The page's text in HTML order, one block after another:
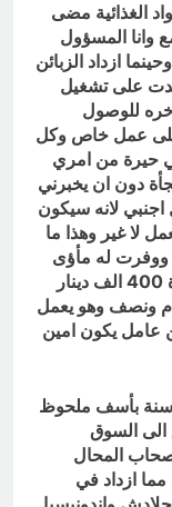
الغذائية مضى
وانا المسؤول
ازداد الزبائن
على تشغيل
للوصول
على عمل خاص وكل
حيرة من امري
دون ان يخبرني
لانه سيكون
لا غير وهذا ما
له مأؤى
في الطابق العلوي وخصصة راتب له قدرة 400 الف دينار
ونصف وهو يعمل
عامل يكون امين
من جهته اضاف المحامي عماد ناصر 48 سنة بأسف ملحوظ
الى السوق
المحال
ازداد في